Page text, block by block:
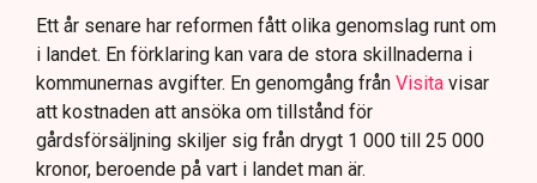
Ett år senare har reformen fått olika genomslag runt om
i landet. En förklaring kan vara de stora skillnaderna i
kommunernas avgifter. En genomgång från Visita visar
att kostnaden att ansöka om tillstånd för
gårdsförsäljning skiljer sig från drygt 1 000 till 25 000
kronor, beroende på vart i landet man är.